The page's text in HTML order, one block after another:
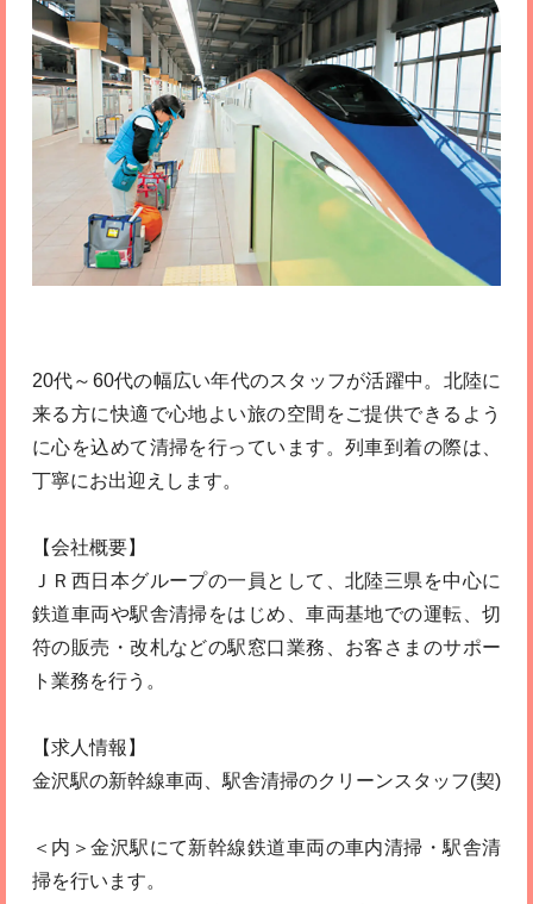
20代～60代の幅広い年代のスタッフが活躍中。北陸に
来る方に快適で心地よい旅の空間をご提供できるよう
に心を込めて清掃を行っています。列車到着の際は、
丁寧にお出迎えします。
【会社概要】
ＪＲ西日本グループの一員として、北陸三県を中心に
鉄道車両や駅舎清掃をはじめ、車両基地での運転、切
符の販売・改札などの駅窓口業務、お客さまのサポー
ト業務を行う。
【求人情報】
金沢駅の新幹線車両、駅舎清掃のクリーンスタッフ(契)
＜内＞金沢駅にて新幹線鉄道車両の車内清掃・駅舎清
掃を行います。